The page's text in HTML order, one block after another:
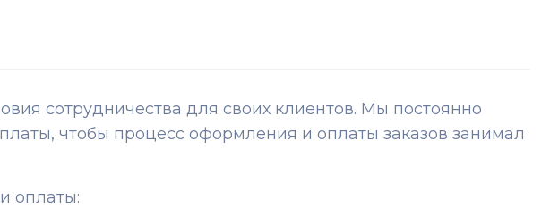
сотрудничества для своих клиентов. Мы постоянно
чтобы процесс оформления и оплаты заказов занимал
оплаты: